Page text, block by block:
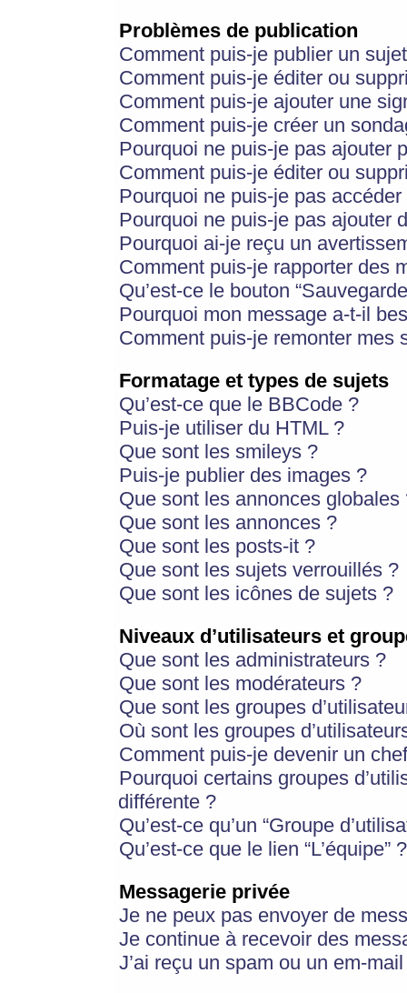
Problèmes de publication
Comment puis-je publier un
Comment puis-je éditer ou
Comment puis-je ajouter une
Comment puis-je créer un
Pourquoi ne puis-je pas ajouter
Comment puis-je éditer ou
Pourquoi ne puis-je pas
Pourquoi ne puis-je pas ajouter
Pourquoi ai-je reçu un
Comment puis-je rapporter des
Qu’est-ce le bouton
Pourquoi mon message a-t-il
Comment puis-je remonter mes
Formatage et types de sujets
Qu’est-ce que le BBCode ?
Puis-je utiliser du HTML ?
Que sont les smileys ?
Puis-je publier des images ?
Que sont les annonces globales
Que sont les annonces ?
Que sont les posts-it ?
Que sont les sujets verrouillés ?
Que sont les icônes de sujets ?
Niveaux d’utilisateurs et
Que sont les administrateurs ?
Que sont les modérateurs ?
Que sont les groupes
Où sont les groupes
Comment puis-je devenir un
Pourquoi certains groupes
différente ?
Qu’est-ce qu’un “Groupe
Qu’est-ce que le lien “L’équipe” ?
Messagerie privée
Je ne peux pas envoyer de
Je continue à recevoir des
J’ai reçu un spam ou un em-